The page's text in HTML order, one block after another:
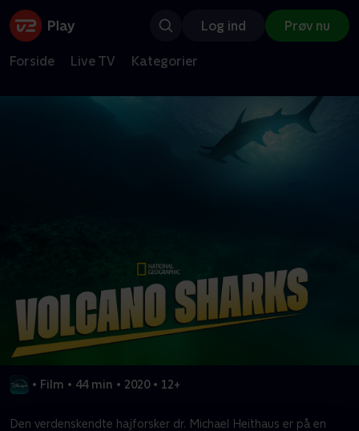
Log ind Prøv nu
Forside Live TV Kategorier
• Film • 44 min • 2020 • 12+
Den verdenskendte hajforsker dr. Michael Heithaus er på en